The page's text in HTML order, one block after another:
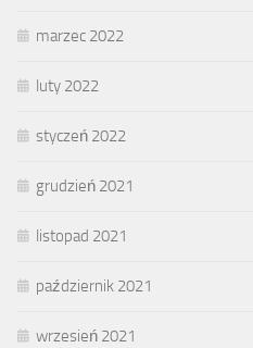
marzec 2022
luty 2022
styczeń 2022
grudzień 2021
listopad 2021
październik 2021
wrzesień 2021